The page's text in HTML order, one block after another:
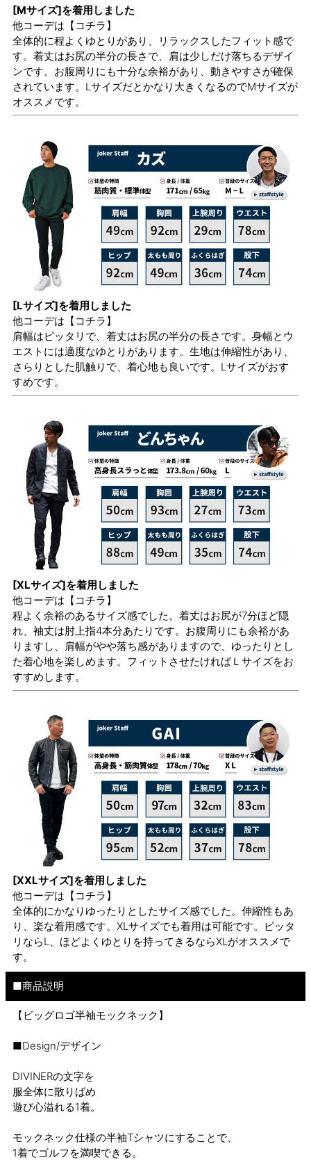
[Mサイズ]を着用しました
他コーデは 【コチラ】
全体的に程よくゆとりがあり、リラックスしたフィット感で
す。着丈はお尻の半分の長さで、肩は少しだけ落ちるデザイ
ンです。お腹周りにも十分な余裕があり、動きやすさが確保
されています。Lサイズだとかなり大きくなるのでMサイズが
オススメです。
[Lサイズ]を着用しました
他コーデは 【コチラ】
肩幅はピッタリで、着丈はお尻の半分の長さです。身幅とウ
エストには適度なゆとりがあります。生地は伸縮性があり、
さらりとした肌触りで、着心地も良いです。Lサイズがおす
すめです。
[XLサイズ]を着用しました
他コーデは 【コチラ】
程よく余裕のあるサイズ感でした。着丈はお尻が7分ほど隠
れ、袖丈は肘上指4本分あたりです。お腹周りにも余裕があ
りますし、肩幅がやや落ち感がありますので、ゆったりとし
た着心地を楽しめます。フィットさせたければＬサイズをお
すすめします。
[XXLサイズ]を着用しました
他コーデは 【コチラ】
全体的にかなりゆったりとしたサイズ感でした。伸縮性もあ
り、楽な着用感です。XLサイズでも着用は可能です。ピッタ
リならL、ほどよくゆとりを持ってきるならXLがオススメで
す。
■商品説明
【ビッグロゴ半袖モックネック】
■Design/デザイン
DIVINERの文字を
服全体に散りばめ
遊び心溢れる1着。
モックネック仕様の半袖Tシャツにすることで、
1着でゴルフを満喫できる。